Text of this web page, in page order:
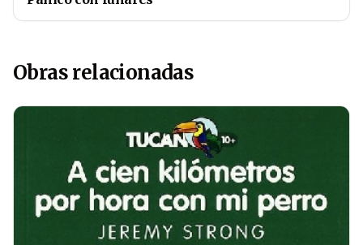
Obras relacionadas